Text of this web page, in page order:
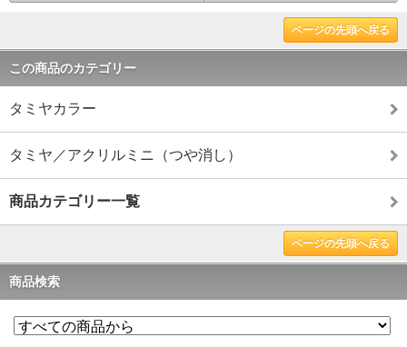
ページの先頭へ戻る
この商品のカテゴリー
タミヤカラー
タミヤ／アクリルミニ（つや消し）
商品カテゴリー一覧
ページの先頭へ戻る
商品検索